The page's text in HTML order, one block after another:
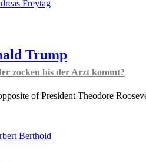
Freytag
Trump
zocken bis der Arzt kommt?
of President Theodore
Berthold